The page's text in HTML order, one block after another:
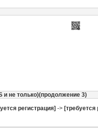
и не только)(продолжение 3)
регистрация] -> [требуется